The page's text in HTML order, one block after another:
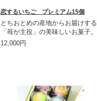
恋するいちご プレミアム15個
とちおとめの産地からお届けする
「苺が主役」の美味しいお菓子。
12,000円